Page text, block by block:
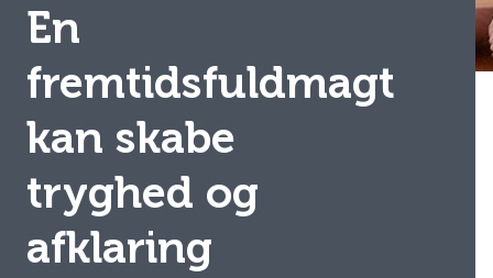
En
fremtidsfuldmagt
kan skabe
tryghed og
afklaring